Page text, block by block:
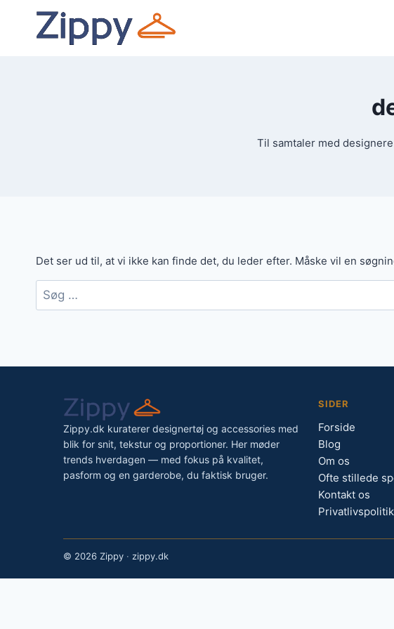
Til samtaler med
Det ser ud til, at vi ikke kan finde det, du leder efter. Måske vil en
Søg
efter:
Zippy.dk kuraterer designertøj og accessories med
blik for snit, tekstur og proportioner. Her møder
trends hverdagen — med fokus på kvalitet,
pasform og en garderobe, du faktisk bruger.
SIDER
Forside
Blog
Om os
Ofte stillede
Kontakt os
Privatlivspolitik
© 2026 Zippy · zippy.dk